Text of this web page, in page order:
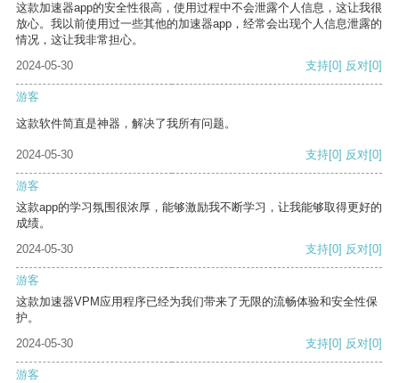
这款加速器app的安全性很高，使用过程中不会泄露个人信息，这让我很
放心。我以前使用过一些其他的加速器app，经常会出现个人信息泄露的
情况，这让我非常担心。
2024-05-30
支持[0] 反对[0]
游客
这款软件简直是神器，解决了我所有问题。
2024-05-30 支持[0] 反对[0]
游客
这款app的学习氛围很浓厚，能够激励我不断学习，让我能够取得更好的
成绩。
2024-05-30
支持[0] 反对[0]
游客
这款加速器VPM应用程序已经为我们带来了无限的流畅体验和安全性保
护。
2024-05-30
支持[0] 反对[0]
游客